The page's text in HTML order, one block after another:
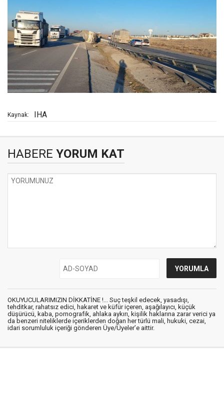
Kaynak: IHA
HABERE YORUM KAT
OKUYUCULARIMIZIN DİKKATİNE !... Suç teşkil edecek, yasadışı,
tehditkar, rahatsız edici, hakaret ve küfür içeren, aşağılayıcı, küçük
düşürücü, kaba, pornografik, ahlaka aykırı, kişilik haklarına zarar verici ya
da benzeri niteliklerde içeriklerden doğan her türlü mali, hukuki, cezai,
idari sorumluluk içeriği gönderen Üye/Üyeler’e aittir.